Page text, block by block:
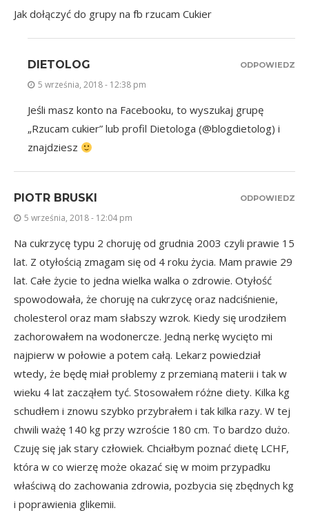
Jak dołączyć do grupy na fb rzucam Cukier
DIETOLOG
5 września, 2018 - 12:38 pm
Jeśli masz konto na Facebooku, to wyszukaj grupę
„Rzucam cukier” lub profil Dietologa (@blogdietolog) i
znajdziesz
ODPOWIEDZ
PIOTR BRUSKI
5 września, 2018 - 12:04 pm
Na cukrzycę typu 2 choruję od grudnia 2003 czyli prawie 15
lat. Z otyłością zmagam się od 4 roku życia. Mam prawie 29
lat. Całe życie to jedna wielka walka o zdrowie. Otyłość
spowodowała, że choruję na cukrzycę oraz nadciśnienie,
cholesterol oraz mam słabszy wzrok. Kiedy się urodziłem
zachorowałem na wodonercze. Jedną nerkę wycięto mi
najpierw w połowie a potem całą. Lekarz powiedział
wtedy, że będę miał problemy z przemianą materii i tak w
wieku 4 lat zacząłem tyć. Stosowałem różne diety. Kilka kg
schudłem i znowu szybko przybrałem i tak kilka razy. W tej
chwili ważę 140 kg przy wzroście 180 cm. To bardzo dużo.
Czuję się jak stary człowiek. Chciałbym poznać dietę LCHF,
która w co wierzę może okazać się w moim przypadku
właściwą do zachowania zdrowia, pozbycia się zbędnych kg
i poprawienia glikemii.
ODPOWIEDZ